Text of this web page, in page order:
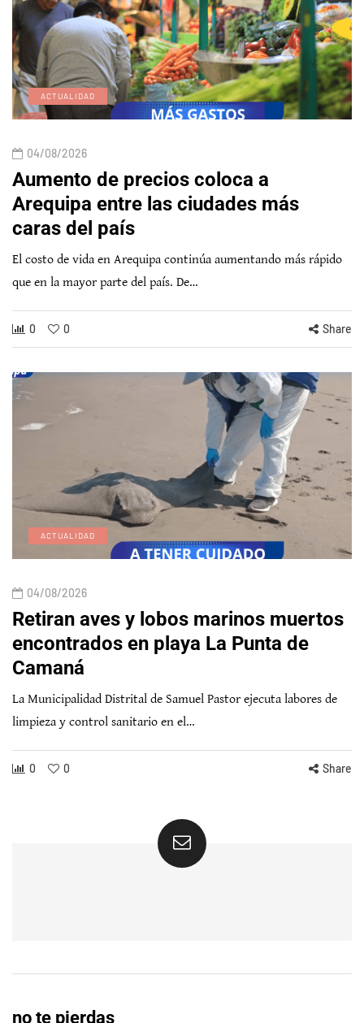
ACTUALIDAD
04/08/2026
Aumento de precios coloca a
Arequipa entre las ciudades más
caras del país
El costo de vida en Arequipa continúa aumentando más rápido
que en la mayor parte del país. De…
0 0 Share
ACTUALIDAD
04/08/2026
Retiran aves y lobos marinos muertos
encontrados en playa La Punta de
Camaná
La Municipalidad Distrital de Samuel Pastor ejecuta labores de
limpieza y control sanitario en el…
0 0 Share
no te pierdas